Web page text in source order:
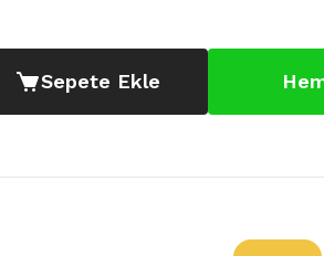
Sepete Ekle